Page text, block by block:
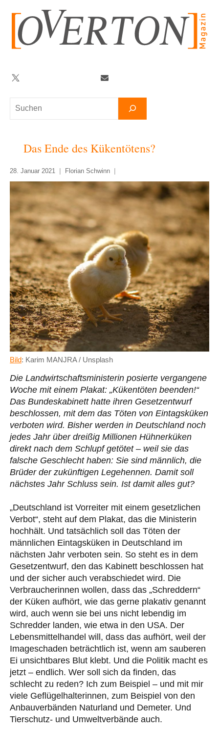
springen
Suchen
Twitter
Das Ende des Kükentötens?
28. Januar 2021 Florian Schwinn
Bild: Karim MANJRA / Unsplash
Die Landwirtschaftsministerin posierte vergangene
Woche mit einem Plakat: „Kükentöten beenden!“
Das Bundeskabinett hatte ihren Gesetzentwurf
beschlossen, mit dem das Töten von Eintagsküken
verboten wird. Bisher werden in Deutschland noch
jedes Jahr über dreißig Millionen Hühnerküken
direkt nach dem Schlupf getötet – weil sie das
falsche Geschlecht haben: Sie sind männlich, die
Brüder der zukünftigen Legehennen. Damit soll
nächstes Jahr Schluss sein. Ist damit alles gut?
„Deutschland ist Vorreiter mit einem gesetzlichen
Verbot“, steht auf dem Plakat, das die Ministerin
hochhält. Und tatsächlich soll das Töten der
männlichen Eintagsküken in Deutschland im
nächsten Jahr verboten sein. So steht es in dem
Gesetzentwurf, den das Kabinett beschlossen hat
und der sicher auch verabschiedet wird. Die
Verbraucherinnen wollen, dass das „Schreddern“
der Küken aufhört, wie das gerne plakativ genannt
wird, auch wenn sie bei uns nicht lebendig im
Schredder landen, wie etwa in den USA. Der
Lebensmittelhandel will, dass das aufhört, weil der
Imageschaden beträchtlich ist, wenn am sauberen
Ei unsichtbares Blut klebt. Und die Politik macht es
jetzt – endlich. Wer soll sich da finden, das
schlecht zu reden? Ich zum Beispiel – und mit mir
viele Geflügelhalterinnen, zum Beispiel von den
Anbauverbänden Naturland und Demeter. Und
Tierschutz- und Umweltverbände auch.